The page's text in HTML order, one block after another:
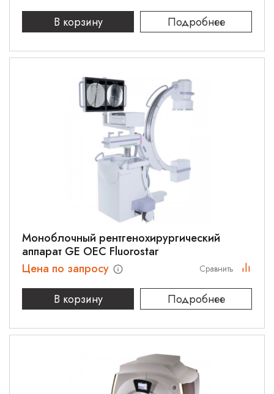
В корзину
Подробнее
Моноблочный рентгенохирургический
аппарат GE OEC Fluorostar
Цена по запросу
В корзину
Подробнее
Сравнить